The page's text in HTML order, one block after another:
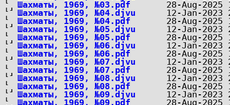
Шахматы, 1969, №03.pdf
Шахматы, 1969, №04.djvu
Шахматы, 1969, №04.pdf
Шахматы, 1969, №05.djvu
Шахматы, 1969, №05.pdf
Шахматы, 1969, №06.djvu
Шахматы, 1969, №06.pdf
Шахматы, 1969, №07.djvu
Шахматы, 1969, №07.pdf
Шахматы, 1969, №08.djvu
Шахматы, 1969, №08.pdf
Шахматы, 1969, №09.djvu
Шахматы, 1969, №09.pdf